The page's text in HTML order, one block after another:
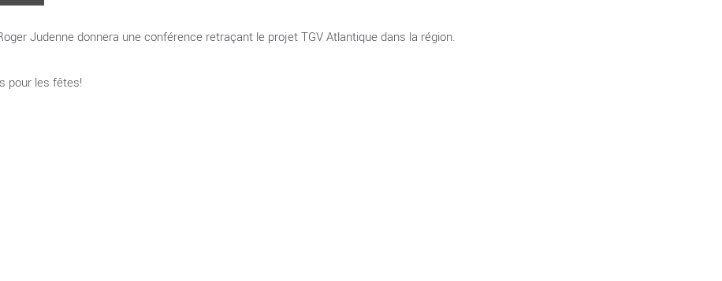
Judenne donnera une conférence retraçant le projet TGV Atlantique dans la région.
pour les fêtes!